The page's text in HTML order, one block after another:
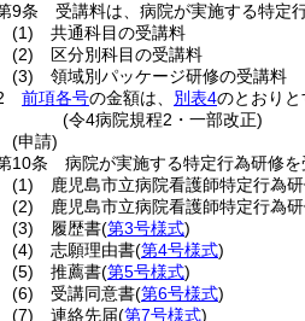
9条
受講料は、病院が実施する特定
(1)
共通科目の受講料
(2)
区分別科目の受講料
(3)
領域別パッケージ研修の受講料
前項各号の金額は、 別表4のとおりと
(令4病院規程2・一部改正)
(申請)
10条
病院が実施する特定行為研修
(1)
鹿児島市立病院看護師特定行為
(2)
鹿児島市立病院看護師特定行為
(3)
履歴書(第3号様式)
(4)
志願理由書(第4号様式)
(5)
推薦書(第5号様式)
(6)
受講同意書(第6号様式)
(7)
連絡先届(第7号様式)